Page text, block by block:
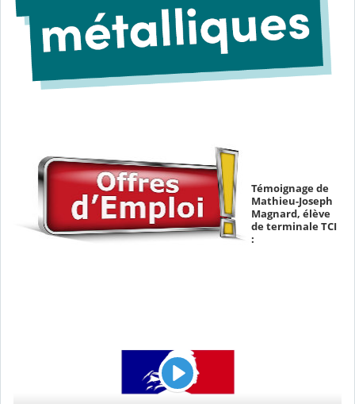
Témoignage de
Mathieu-Joseph
Magnard, élève
de terminale TCI
:
L